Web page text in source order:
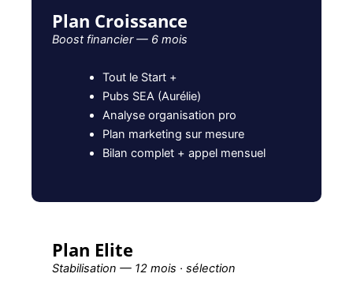
Plan Croissance
Boost financier — 6 mois
Tout le Start +
Pubs SEA (Aurélie)
Analyse organisation pro
Plan marketing sur mesure
Bilan complet + appel mensuel
Plan Elite
Stabilisation — 12 mois · sélection